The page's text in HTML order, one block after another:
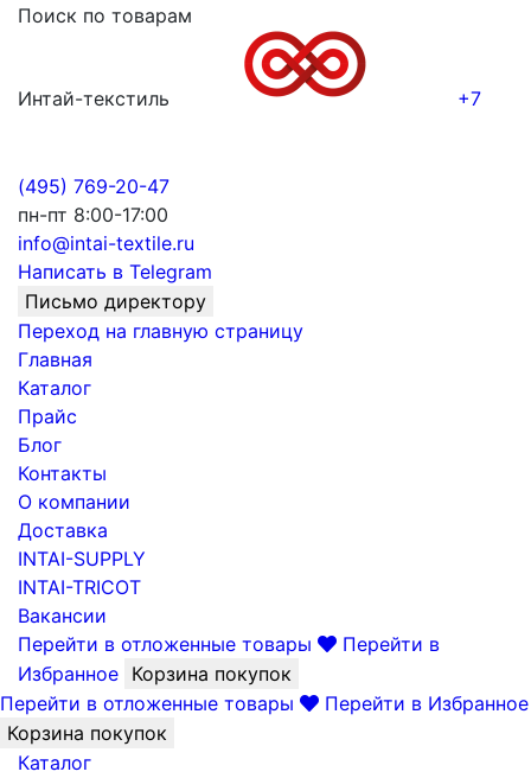
Поиск по товарам
Интай-текстиль +7
(495) 769-20-47
пн-пт 8:00-17:00
info@intai-textile.ru
Написать в Telegram
Письмо директору
Переход на главную страницу
Главная
Каталог
Прайс
Блог
Контакты
О компании
Доставка
INTAI-SUPPLY
INTAI-TRICOT
Вакансии
Перейти в отложенные товары
Перейти в
Избранное Корзина покупок
Перейти в отложенные товары
Перейти в Избранное
Корзина покупок
Каталог